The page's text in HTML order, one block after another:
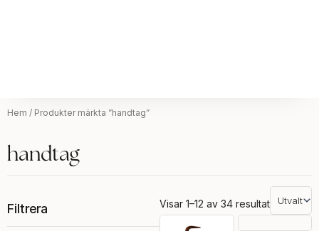
Hem / Produkter märkta ”handtag”
handtag
Filtrera Visar 1–12 av 34 resultat